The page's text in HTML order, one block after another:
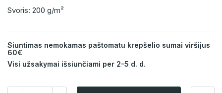
Svoris: 200 g/m²
Siuntimas nemokamas paštomatu krepšelio sumai viršijus
60€
Visi užsakymai išsiunčiami per 2-5 d. d.